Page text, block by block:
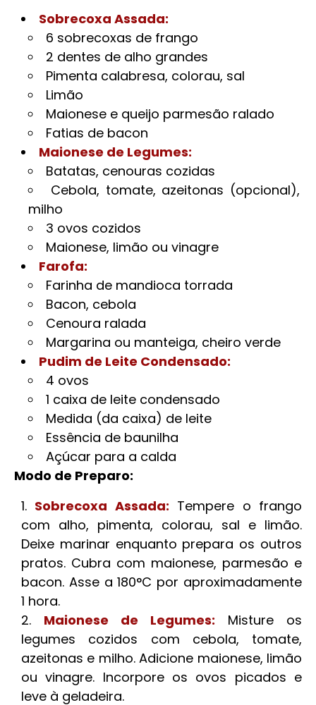
Sobrecoxa Assada:
6 sobrecoxas de frango
2 dentes de alho grandes
Pimenta calabresa, colorau, sal
Limão
Maionese e queijo parmesão ralado
Fatias de bacon
Maionese de Legumes:
Batatas, cenouras cozidas
Cebola, tomate, azeitonas (opcional),
milho
3 ovos cozidos
Maionese, limão ou vinagre
Farofa:
Farinha de mandioca torrada
Bacon, cebola
Cenoura ralada
Margarina ou manteiga, cheiro verde
Pudim de Leite Condensado:
4 ovos
1 caixa de leite condensado
Medida (da caixa) de leite
Essência de baunilha
Açúcar para a calda
Modo de Preparo:
Sobrecoxa Assada: Tempere o frango
com alho, pimenta, colorau, sal e limão.
Deixe marinar enquanto prepara os outros
pratos. Cubra com maionese, parmesão e
bacon. Asse a 180°C por aproximadamente
1 hora.
Maionese de Legumes: Misture os
legumes cozidos com cebola, tomate,
azeitonas e milho. Adicione maionese, limão
ou vinagre. Incorpore os ovos picados e
leve à geladeira.